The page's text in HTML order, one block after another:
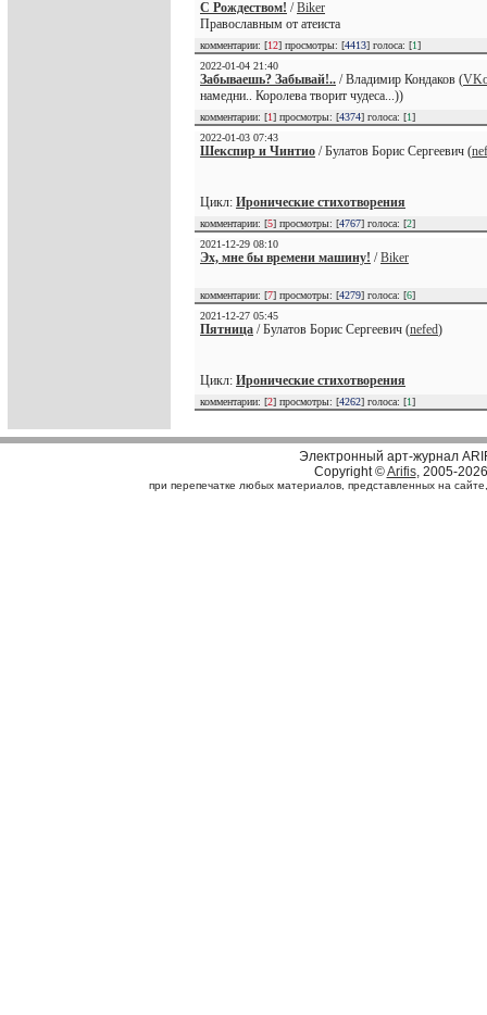
С Рождеством! /Biker
Православным от атеиста
комментарии: [12] просмотры: [4413] голоса: [1]
2022-01-04 21:40
Забываешь? Забывай!.. / Владимир Кондаков (
намедни.. Королева творит чудеса...))
комментарии: [1] просмотры: [4374] голоса: [1]
2022-01-03 07:43
Шекспир и Чинтио / Булатов Борис Сергеевич (
Цикл: Иронические стихотворения
комментарии: [5] просмотры: [4767] голоса: [2]
2021-12-29 08:10
Эх, мне бы времени машину! /Biker
комментарии: [7] просмотры: [4279] голоса: [6]
2021-12-27 05:45
Пятница / Булатов Борис Сергеевич (nefed)
Цикл: Иронические стихотворения
комментарии: [2] просмотры: [4262] голоса: [1]
Электронный арт-журнал
Copyright ©Arifis, 2005-2026
при перепечатке любых материалов, представленных на